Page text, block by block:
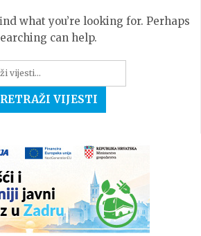
what you’re looking for. Perhaps
can help.